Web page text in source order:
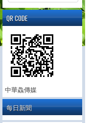
QR CODE
中華鱻傳媒
每日新聞